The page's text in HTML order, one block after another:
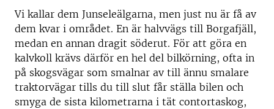
Vi kallar dem Junseleälgarna, men just nu är få av
dem kvar i området. En är halvvägs till Borgafjäll,
medan en annan dragit söderut. För att göra en
kalvkoll krävs därför en hel del bilkörning, ofta in
på skogsvägar som smalnar av till ännu smalare
traktorvägar tills du till slut får ställa bilen och
smyga de sista kilometrarna i tät contortaskog,